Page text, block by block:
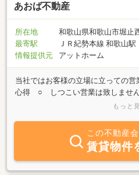
あおば不動産
所在地
和歌山県和歌山市堀止
最寄駅
ＪＲ紀勢本線 和歌山駅
情報提供元
アットホーム
当社ではお客様の立場に立っての
心得 ○ しつこい営業は致しませ
い。 （売主様、買主様片方の
もっと
この不動産
賃貸物件